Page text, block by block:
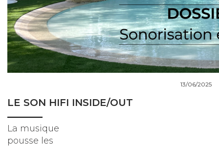
LE SON HIFI INSIDE/OUT
13/06/2025
La musique
pousse les